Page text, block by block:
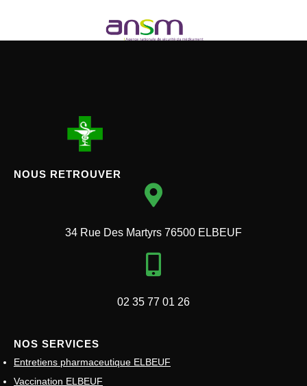
NOUS RETROUVER
34 Rue Des Martyrs 76500 ELBEUF
02 35 77 01 26
NOS SERVICES
Entretiens pharmaceutique ELBEUF
Vaccination ELBEUF